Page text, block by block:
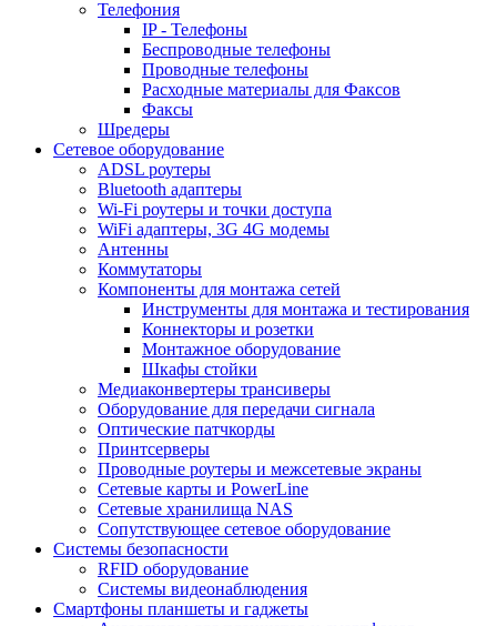
Телефония
IP - Телефоны
Беспроводные телефоны
Проводные телефоны
Расходные материалы для Факсов
Факсы
Шредеры
Сетевое оборудование
ADSL роутеры
Bluetooth адаптеры
Wi-Fi роутеры и точки доступа
WiFi адаптеры, 3G 4G модемы
Антенны
Коммутаторы
Компоненты для монтажа сетей
Инструменты для монтажа и тестирования
Коннекторы и розетки
Монтажное оборудование
Шкафы стойки
Медиаконвертеры трансиверы
Оборудование для передачи сигнала
Оптические патчкорды
Принтсерверы
Проводные роутеры и межсетевые экраны
Сетевые карты и PowerLine
Сетевые хранилища NAS
Сопутствующее сетевое оборудование
Системы безопасности
RFID оборудование
Системы видеонаблюдения
Смартфоны планшеты и гаджеты